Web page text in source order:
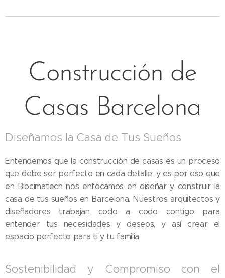
Construcción de
Casas Barcelona
Diseñamos la Casa de Tus Sueños
Entendemos que la construcción de casas es un proceso
que debe ser perfecto en cada detalle, y es por eso que
en Biocimatech nos enfocamos en diseñar y construir la
casa de tus sueños en Barcelona. Nuestros arquitectos y
diseñadores trabajan codo a codo contigo para
entender tus necesidades y deseos, y así crear el
espacio perfecto para ti y tu familia.
Sostenibilidad y Compromiso con el